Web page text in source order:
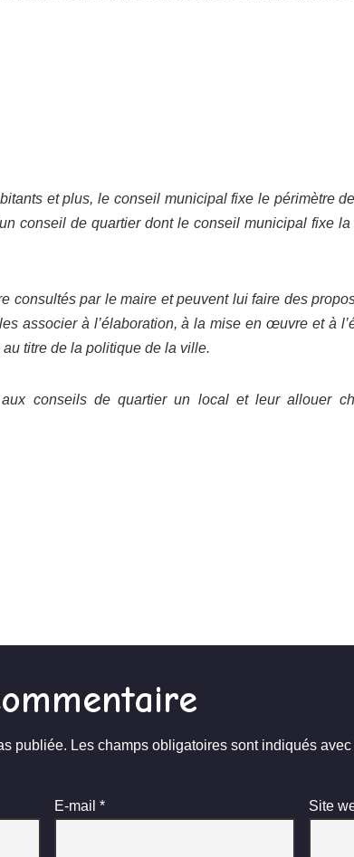
et plus, le conseil municipal fixe le périmètre
conseil de quartier dont le conseil municipal fixe
consultés par le maire et peuvent lui faire des
associer à l’élaboration, à la mise en œuvre et à
titre de la politique de la ville.
conseils de quartier un local et leur allouer
publiée. Les champs obligatoires sont indiqués avec
E-mail* Site